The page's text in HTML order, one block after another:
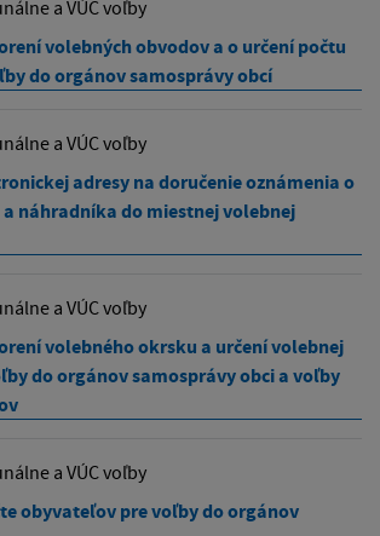
a VÚC voľby
volebných obvodov a o určení počtu
do orgánov samosprávy obcí
a VÚC voľby
adresy na doručenie oznámenia o
náhradníka do miestnej volebnej
a VÚC voľby
volebného okrsku a určení volebnej
do orgánov samosprávy obci a voľby
a VÚC voľby
obyvateľov pre voľby do orgánov